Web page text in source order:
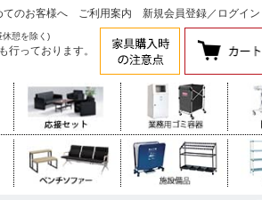
てのお客様へ ご利用案内 新規会員登録／ ログイン
休憩を除く)
行っております。